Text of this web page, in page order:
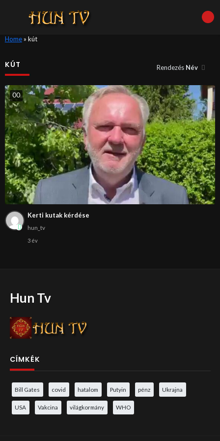
Home» kút
KÚT Rendezés Név
00
Kerti kutak kérdése
hun_tv
3 év
Hun Tv
CÍMKÉK
Bill Gates covid hatalom Putyin pénz Ukrajna
USA Vakcina világkormány WHO